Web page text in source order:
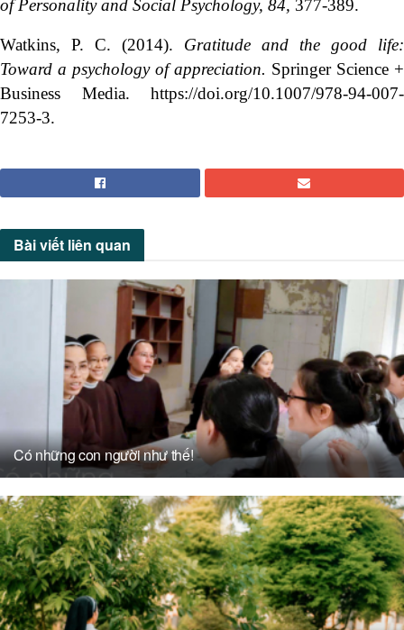
of Personality and Social Psychology, 84, 377-389.
Watkins, P. C. (2014). Gratitude and the good life:
Toward a psychology of appreciation. Springer Science +
Business Media. https://doi.org/10.1007/978-94-007-
7253-3.
Bài viết liên quan
Có những con người như thế!